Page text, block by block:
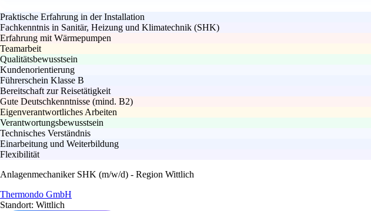
Praktische Erfahrung in der Installation
Fachkenntnis in Sanitär, Heizung und Klimatechnik (SHK)
Erfahrung mit Wärmepumpen
Teamarbeit
Qualitätsbewusstsein
Kundenorientierung
Führerschein Klasse B
Bereitschaft zur Reisetätigkeit
Gute Deutschkenntnisse (mind. B2)
Eigenverantwortliches Arbeiten
Verantwortungsbewusstsein
Technisches Verständnis
Einarbeitung und Weiterbildung
Flexibilität
Anlagenmechaniker SHK (m/w/d) - Region Wittlich
Thermondo GmbH
Standort: Wittlich